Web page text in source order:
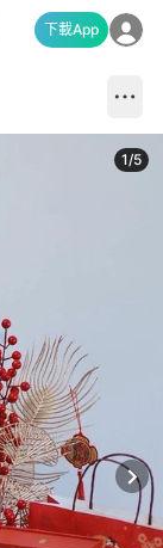
下載App
1/5